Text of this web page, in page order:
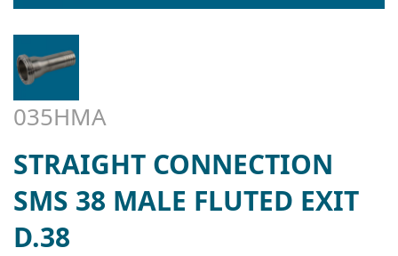
035HMA
STRAIGHT CONNECTION
SMS 38 MALE FLUTED EXIT
D.38